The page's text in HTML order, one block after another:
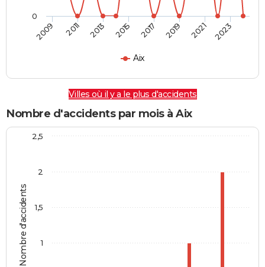
Aix
2009 2011 2013 2015 2017 2019 2021 2023
0
Villes où il y a le plus d'accidents
Nombre d'accidents par mois à Aix
Nombre d'accidents 1
1,5
2
2,5